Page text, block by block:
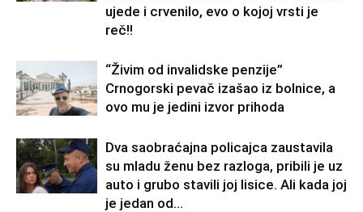
ujede i crvenilo, evo o kojoj vrsti je
reč!!
“Živim od invalidske penzije”
Crnogorski pevač izašao iz bolnice, a
ovo mu je jedini izvor prihoda
Dva saobraćajna policajca zaustavila
su mladu ženu bez razloga, pribili je uz
auto i grubo stavili joj lisice. Ali kada joj
je jedan od...